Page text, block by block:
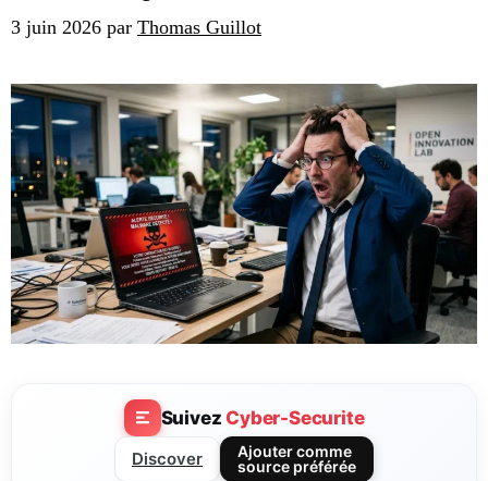
3 juin 2026 par Thomas Guillot
SuivezCyber-Securite
Discover
Ajouter comme
source préférée